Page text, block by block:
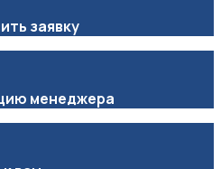
заявку
менеджера